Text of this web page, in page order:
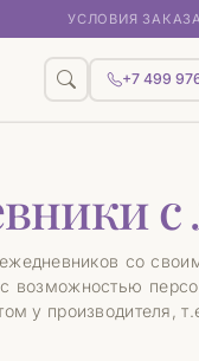
УСЛОВИЯ
+7 499
с
со
у производителя,